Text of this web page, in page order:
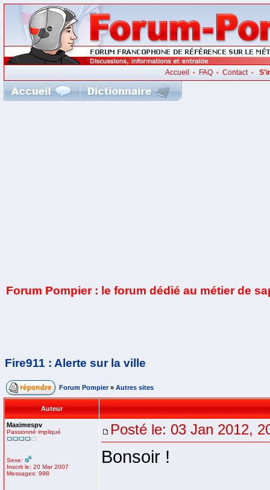
Accueil • FAQ• Contact•
Forum Pompier : le forum dédié au métier de
Fire911 : Alerte sur la ville
Forum Pompier » Autres sites
Auteur
Maximespv
Passionné impliqué
Sexe:
Inscrit le: 20 Mar 2007
Messages: 998
Posté le: 03 Jan 2012,
Bonsoir !